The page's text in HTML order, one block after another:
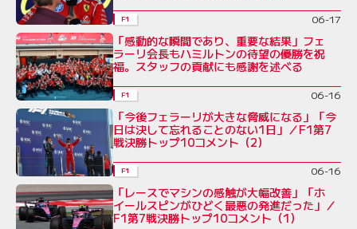
F1 06-17
「感動的な瞬間であり、重要な結果」フェ
ラーリ会長もハミルトンの待望の優勝を祝
福。スタッフの貢献にも感謝を述べる
F1 06-16
「今後フェラーリが大きな脅威になる」「今
日は決して忘れることのない1日」／F1第7
戦決勝トップ10コメント（2）
F1 06-16
「レースでマシンの感触が大幅改善」「ホ
イールスピンがひどく最悪の発進だった」／
F1第7戦決勝トップ10コメント（1）